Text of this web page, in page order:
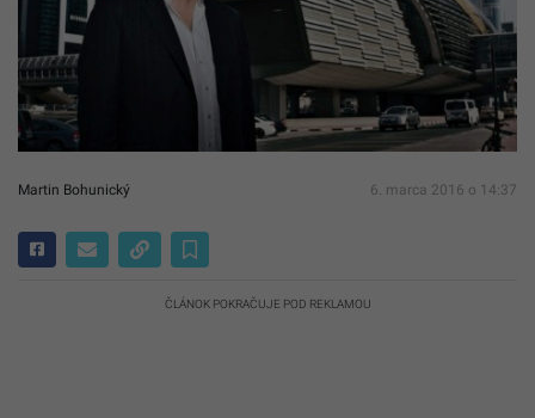
Martin Bohunický 6. marca 2016 o 14:37
ČLÁNOK POKRAČUJE POD REKLAMOU